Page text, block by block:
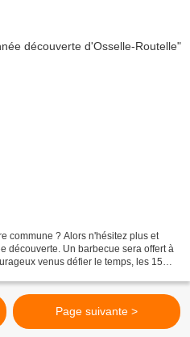
commune ? Alors n'hésitez plus et
découverte. Un barbecue sera offert à
venus défier le temps, les 15
Page suivante >